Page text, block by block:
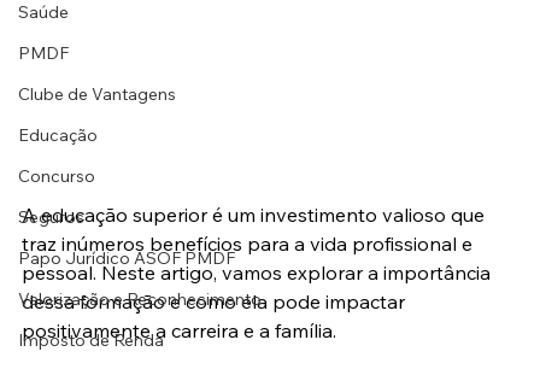
Saúde
PMDF
Clube de Vantagens
Educação
Concurso
Seguros
Papo Jurídico ASOF PMDF
Valorização e Reconhecimento
Imposto de Renda
A educação superior é um investimento valioso que
traz inúmeros benefícios para a vida profissional e
pessoal. Neste artigo, vamos explorar a importância
dessa formação e como ela pode impactar
positivamente a carreira e a família.